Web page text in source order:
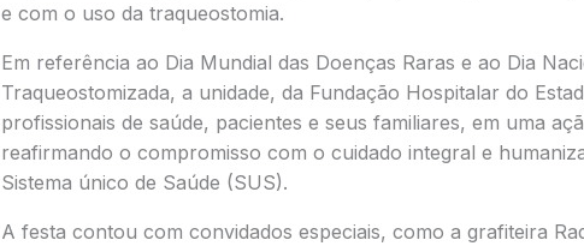
e com o uso da traqueostomia.
Em referência ao Dia Mundial das Doenças Raras e ao Dia
Traqueostomizada, a unidade, da Fundação Hospitalar do
profissionais de saúde, pacientes e seus familiares, em uma
reafirmando o compromisso com o cuidado integral e
Sistema único de Saúde (SUS).
A festa contou com convidados especiais, como a grafiteira